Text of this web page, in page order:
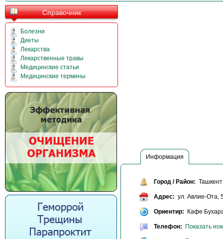
Справочник
Болезни
Диеты
Лекарства
Лекарственные травы
Медицинские статьи
Медицинские термины
Информация
Город / Район:
Адрес: ул. Авлие-Ота,
Ориентир: Кафе
Телефон: Показать